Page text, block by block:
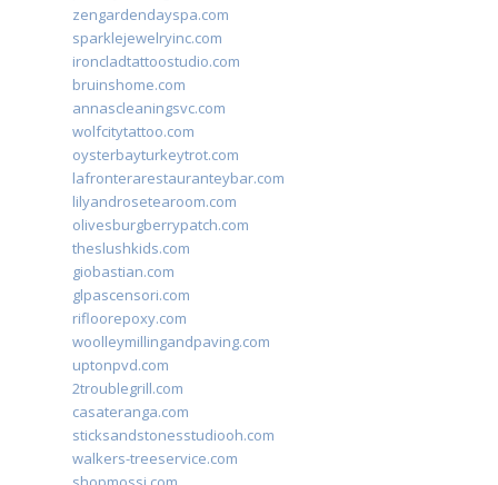
zengardendayspa.com
sparklejewelryinc.com
ironcladtattoostudio.com
bruinshome.com
annascleaningsvc.com
wolfcitytattoo.com
oysterbayturkeytrot.com
lafronterarestauranteybar.com
lilyandrosetearoom.com
olivesburgberrypatch.com
theslushkids.com
giobastian.com
glpascensori.com
rifloorepoxy.com
woolleymillingandpaving.com
uptonpvd.com
2troublegrill.com
casateranga.com
sticksandstonesstudiooh.com
walkers-treeservice.com